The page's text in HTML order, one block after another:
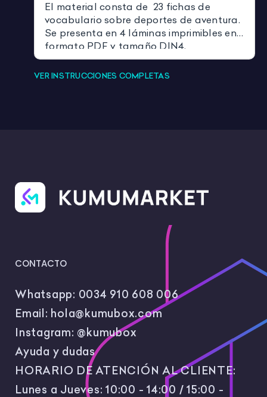
El material consta de 23 fichas de
vocabulario sobre deportes de aventura.
Se presenta en 4 láminas imprimibles en
formato PDF y tamaño DIN4.
Necesitaremos sólo imprimir y recortar
las fichas. Se pueden recortar también
VER INSTRUCCIONES COMPLETAS
CONTACTO
Whatsapp: 0034 910 608 006
Email: hola@kumubox.com
Instagram: @kumubox
Ayuda y dudas
HORARIO DE ATENCIÓN AL CLIENTE:
Lunes a Jueves: 10:00 - 14:00 / 15:00 -